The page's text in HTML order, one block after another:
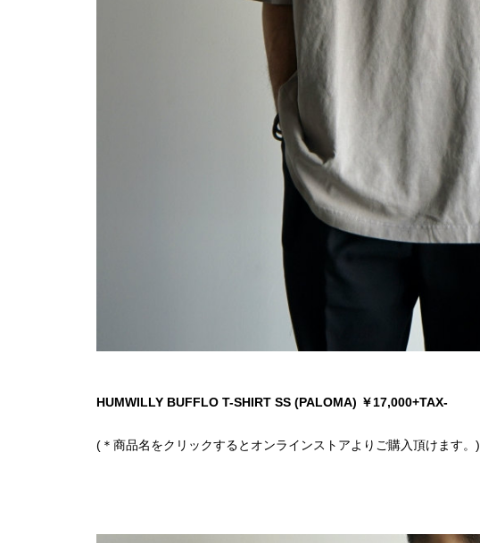
HUMWILLY BUFFLO T-SHIRT SS (PALOMA) ￥17,000+TAX-
(＊商品名をクリックするとオンラインストアよりご購入頂けます。)